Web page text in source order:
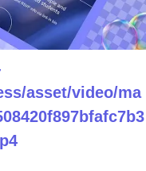
asset/video/ma